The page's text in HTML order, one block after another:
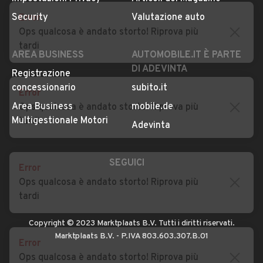
Impostazioni Privacy
Security
Articoli del Magazine
Valutazione auto
AREA BUSINESS
Registrazione
concessionario
Area Business
AUTOMOBILE.IT È PARTE
DI ADEVINTA
subito.it
mobile.de
SEGUICI
Copyright © 2023 Marktplaats B.V. Tutti i diritti riservati.
Marktplaats B.V. - P.IVA 803.603.307.B.01
Error
Ops qualcosa è andato storto! Riprova più
tardi
Error
Ops qualcosa è andato storto! Riprova più
tardi
Error
Ops qualcosa è andato storto! Riprova più
tardi
Error
Ops qualcosa è andato storto! Riprova più